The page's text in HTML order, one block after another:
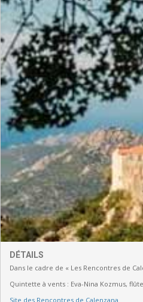
DÉTAILS
Dans le cadre de « Les Rencontres de
Quintette à vents : Eva-Nina Kozmus, flûte
Site des Rencontres de Calenzana